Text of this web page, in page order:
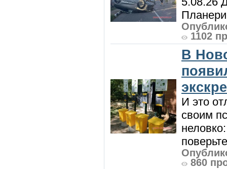
1102
В
И это
своим
860